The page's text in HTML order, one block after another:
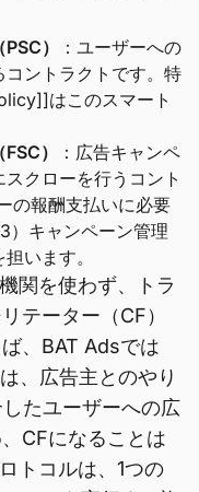
）
：ユーザーへの
ントラクトです。特
はこのスマート
）
：広告キャンペ
クローを行うコント
の報酬支払いに必要
）キャンペーン管理
います。
関を使わず、トラ
テーター（CF）
、BAT Adsでは
、広告主とのやり
たユーザーへの広
CFになることは
トコルは、1つの